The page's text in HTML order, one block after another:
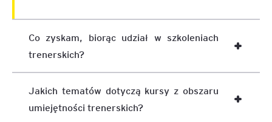
Co zyskam, biorąc udział w szkoleniach
trenerskich?
Jakich tematów dotyczą kursy z obszaru
umiejętności trenerskich?